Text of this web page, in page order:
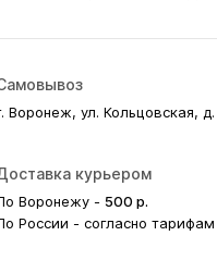
Воронеж, ул. Кольцовская, д.
курьером
Воронежу - 500 р.
России - согласно